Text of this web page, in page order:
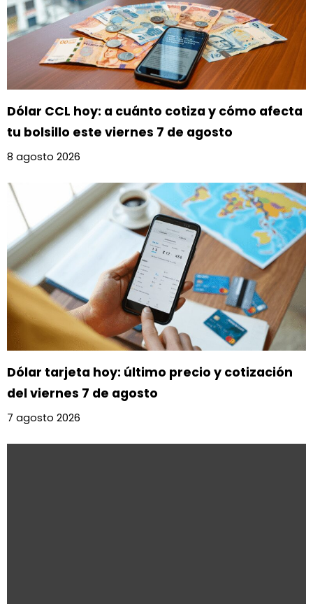
Dólar CCL hoy: a cuánto cotiza y cómo afecta
tu bolsillo este viernes 7 de agosto
8 agosto 2026
Dólar tarjeta hoy: último precio y cotización
del viernes 7 de agosto
7 agosto 2026